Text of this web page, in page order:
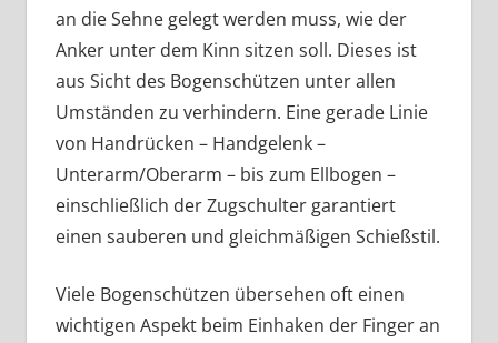
an die Sehne gelegt werden muss, wie der
Anker unter dem Kinn sitzen soll. Dieses ist
aus Sicht des Bogenschützen unter allen
Umständen zu verhindern. Eine gerade Linie
von Handrücken – Handgelenk –
Unterarm/Oberarm – bis zum Ellbogen –
einschließlich der Zugschulter garantiert
einen sauberen und gleichmäßigen Schießstil.
Viele Bogenschützen übersehen oft einen
wichtigen Aspekt beim Einhaken der Finger an